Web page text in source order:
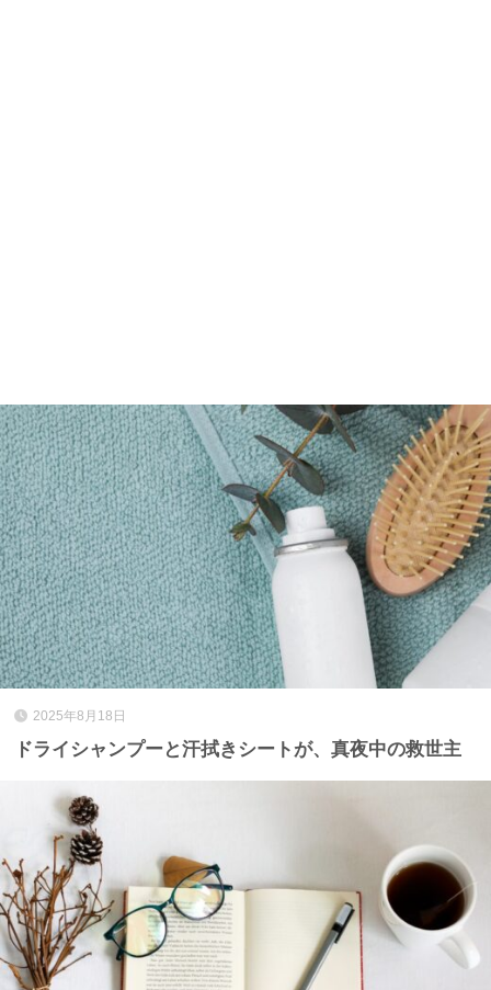
2025年8月18日
ドライシャンプーと汗拭きシートが、真夜中の救世主